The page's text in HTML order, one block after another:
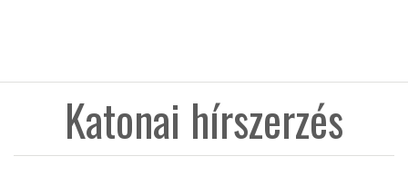
Katonai hírszerzés